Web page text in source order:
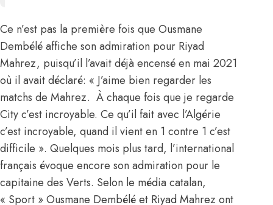
Ce n’est pas la première fois que Ousmane
Dembélé affiche son admiration pour Riyad
Mahrez, puisqu’il l’avait déjà encensé en mai 2021
où il avait déclaré: « J’aime bien regarder les
matchs de Mahrez. À chaque fois que je regarde
City c’est incroyable. Ce qu’il fait avec l’Algérie
c’est incroyable, quand il vient en 1 contre 1 c’est
difficile ». Quelques mois plus tard, l’international
français évoque encore son admiration pour le
capitaine des Verts. Selon le média catalan,
« Sport » Ousmane Dembélé et Riyad Mahrez ont